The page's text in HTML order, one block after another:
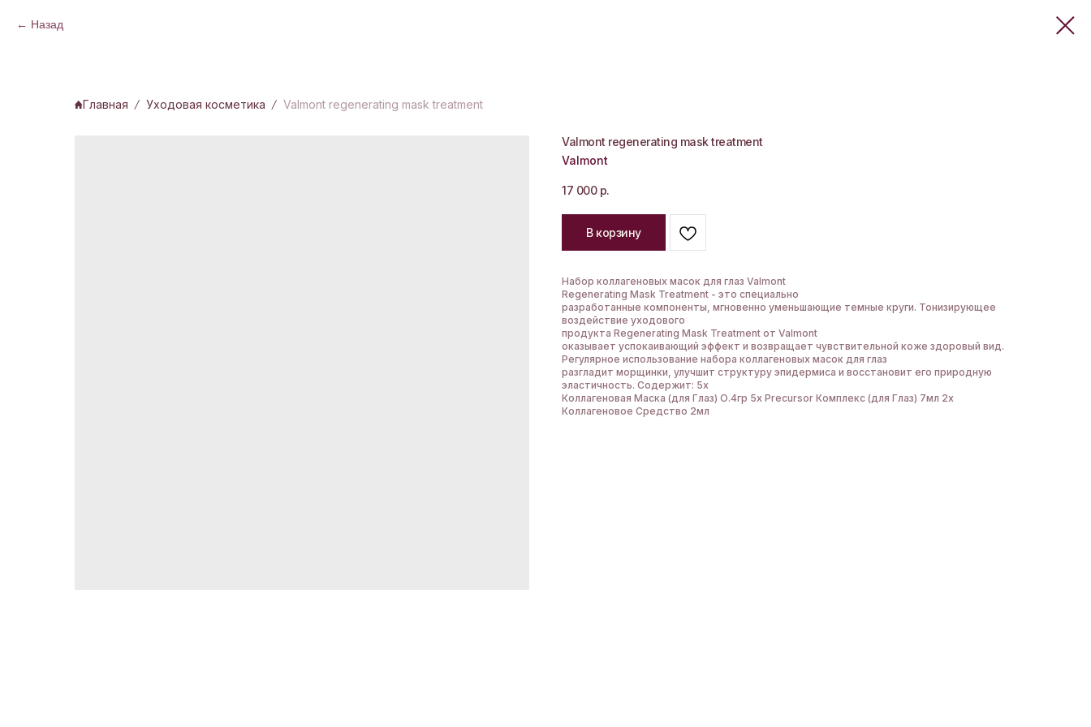
Назад
Главная Уходовая косметика Valmont regenerating mask treatment
Valmont regenerating mask treatment
Valmont
17 000 р.
В корзину
Набор коллагеновых масок для глаз Valmont
Regenerating Mask Treatment - это специально
разработанные компоненты, мгновенно уменьшающие темные круги. Тонизирующее
воздействие уходового
продукта Regenerating Mask Treatment от Valmont
оказывает успокаивающий эффект и возвращает чувствительной коже здоровый вид.
Регулярное использование набора коллагеновых масок для глаз
разгладит морщинки, улучшит структуру эпидермиса и восстановит его природную
эластичность. Содержит: 5х
Коллагеновая Маска (для Глаз) О.4гр 5x Precursor Комплекс (для Глаз) 7мл 2х
Коллагеновое Средство 2мл